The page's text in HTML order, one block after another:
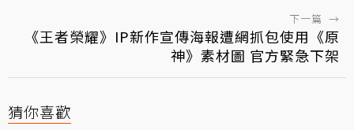
下一篇 →
《王者榮耀》IP新作宣傳海報遭網抓包使用《原
神》素材圖 官方緊急下架
猜你喜歡